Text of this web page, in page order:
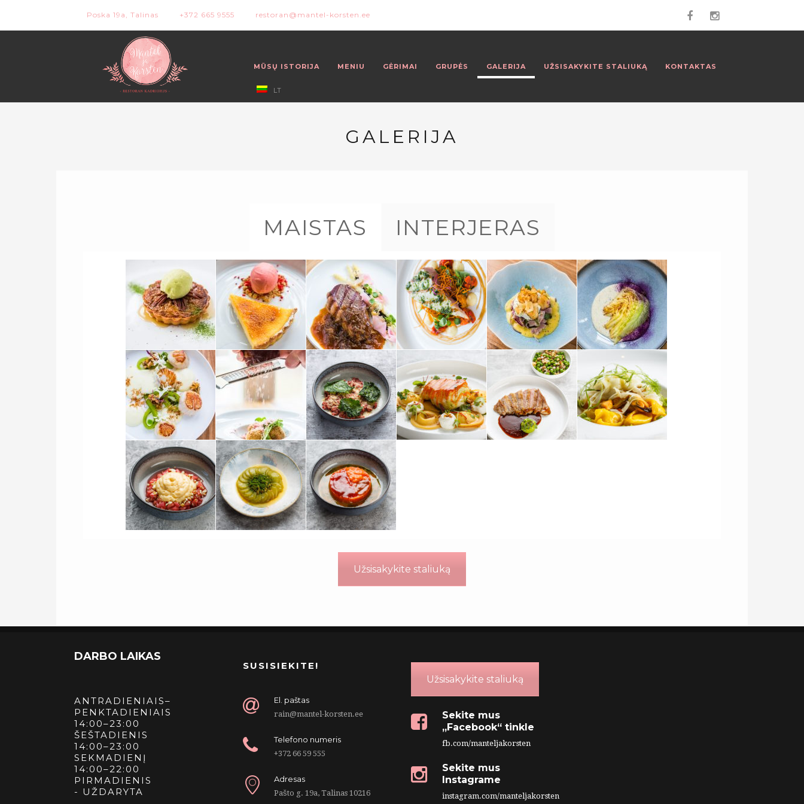
Poska 19a, Talinas +372 665 9555 restoran@mantel-korsten.ee
MŪSŲ ISTORIJA MENIU GĖRIMAI GRUPĖS GALERIJA UŽSISAKYKITE STALIUKĄ KONTAKTAS
LT
GALERIJA
MAISTAS INTERJERAS
Užsisakykite staliuką
DARBO LAIKAS
ANTRADIENIAIS–
PENKTADIENIAIS
14:00–23:00
ŠEŠTADIENIS
14:00–23:00
SEKMADIENĮ
14:00–22:00
PIRMADIENIS
- UŽDARYTA
SUSISIEKITE!
El. paštas
rain@mantel-korsten.ee
Telefono numeris
+372 66 59 555
Adresas
Pašto g. 19a, Talinas 10216
Užsisakykite staliuką
Sekite mus
„Facebook“ tinkle
fb.com/manteljakorsten
Sekite mus
Instagrame
instagram.com/manteljakorsten